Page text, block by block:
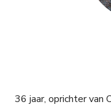
36 jaar, oprichter van